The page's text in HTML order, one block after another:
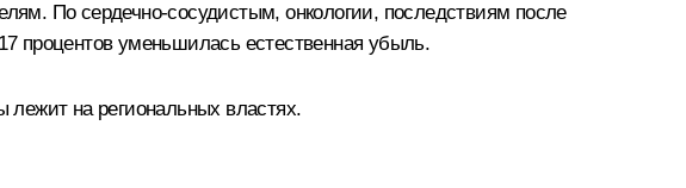
По сердечно-сосудистым, онкологии, последствиям после
процентов уменьшилась естественная убыль.
лежит на региональных властях.